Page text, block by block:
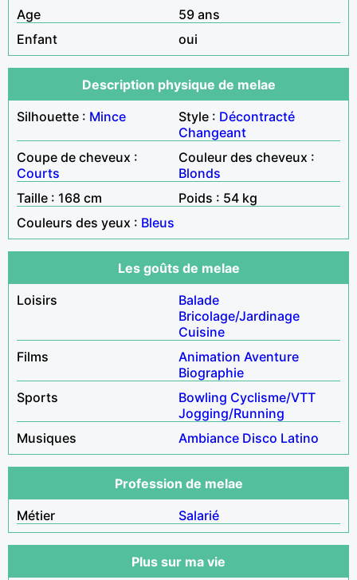
Age
59 ans
Enfant
oui
Description physique de melae
Silhouette : Mince Style : Décontracté
Changeant
Coupe de cheveux :
Courts
Couleur des cheveux :
Blonds
Taille : 168 cm
Poids : 54 kg
Couleurs des yeux : Bleus
Les goûts de melae
Loisirs
Balade
Bricolage/Jardinage
Cuisine
Films
Animation Aventure
Biographie
Sports
Bowling Cyclisme/VTT
Jogging/Running
Musiques
Ambiance Disco Latino
Profession de melae
Métier
Salarié
Plus sur ma vie